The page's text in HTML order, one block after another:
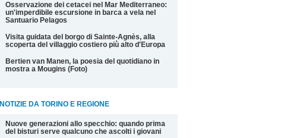
Osservazione dei cetacei nel Mar Mediterraneo:
un'imperdibile escursione in barca a vela nel
Santuario Pelagos
Visita guidata del borgo di Sainte-Agnès, alla
scoperta del villaggio costiero più alto d'Europa
Bertien van Manen, la poesia del quotidiano in
mostra a Mougins (Foto)
NOTIZIE DA TORINO E REGIONE
Nuove generazioni allo specchio: quando prima
del bisturi serve qualcuno che ascolti i giovani